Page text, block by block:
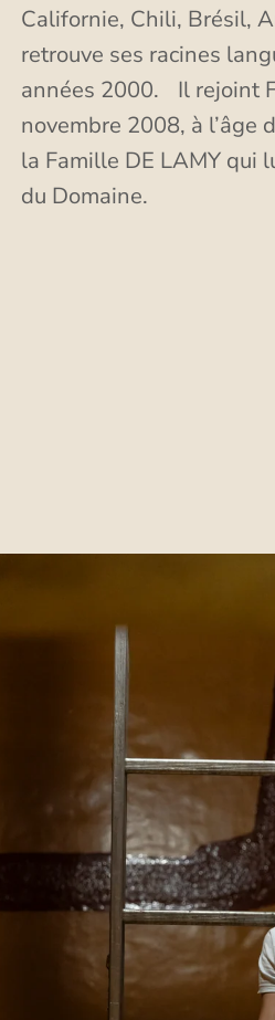
Californie, Chili, Brésil,
retrouve ses racines
années 2000. Il rejoint
novembre 2008, à l’âge
la Famille DE LAMY qui
du Domaine.